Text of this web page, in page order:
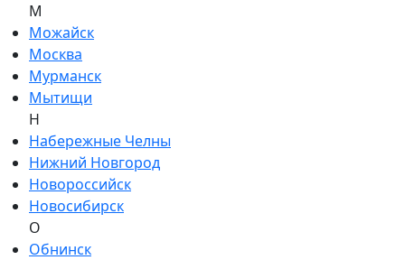
М
Можайск
Москва
Мурманск
Мытищи
Н
Набережные Челны
Нижний Новгород
Новороссийск
Новосибирск
О
Обнинск